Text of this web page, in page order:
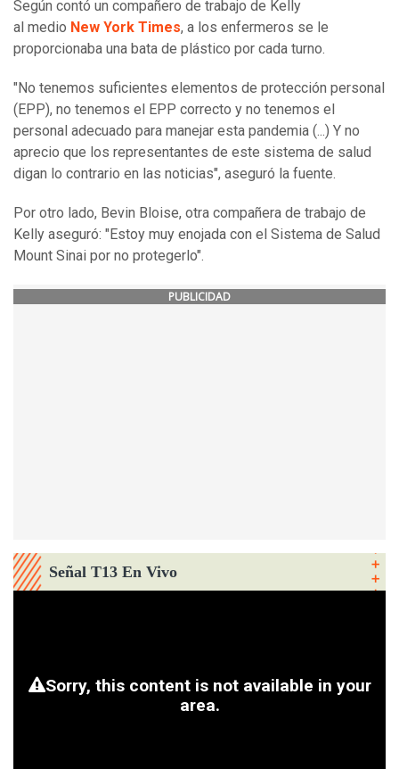
Según contó un compañero de trabajo de Kelly
al medio New York Times, a los enfermeros se le
proporcionaba una bata de plástico por cada turno.
"No tenemos suficientes elementos de protección personal
(EPP), no tenemos el EPP correcto y no tenemos el
personal adecuado para manejar esta pandemia (...) Y no
aprecio que los representantes de este sistema de salud
digan lo contrario en las noticias", aseguró la fuente.
Por otro lado, Bevin Bloise, otra compañera de trabajo de
Kelly aseguró: "Estoy muy enojada con el Sistema de Salud
Mount Sinai por no protegerlo".
PUBLICIDAD
Señal T13 En Vivo